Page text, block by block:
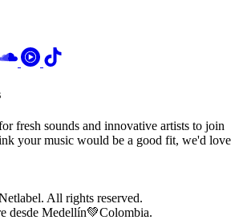
fresh sounds and innovative artists to join
your music would be a good fit, we'd love
All rights reserved.
desde Medellín💚Colombia.